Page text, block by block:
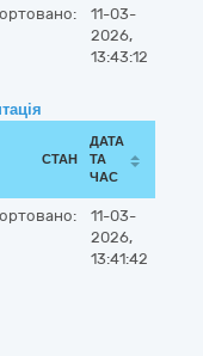
11-03-
2026,
13:43:12
СТАН
ДАТА
ТА
ЧАС
11-03-
2026,
13:41:42